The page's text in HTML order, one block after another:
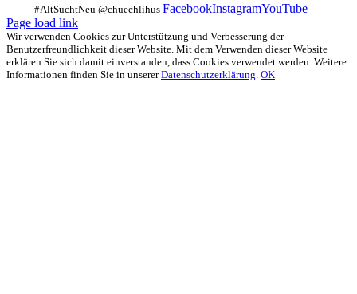
FacebookInstagramYouTube
Page load link
Wir verwenden Cookies zur Unterstützung und Verbesserung der
Benutzerfreundlichkeit dieser Website. Mit dem Verwenden dieser Website
erklären Sie sich damit einverstanden, dass Cookies verwendet werden. Weitere
Informationen finden Sie in unsererDatenschutzerklärung OK